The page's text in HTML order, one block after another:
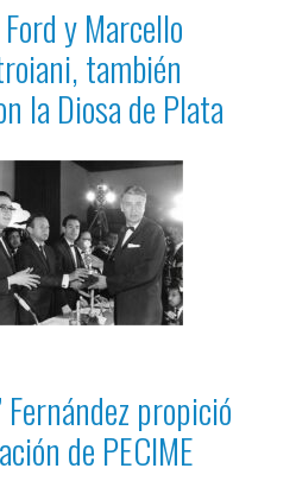
y Marcello
también
la Diosa de Plata
Fernández propició
de PECIME